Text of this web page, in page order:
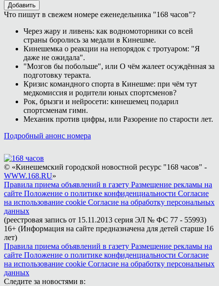
Добавить
Что пишут в свежем номере еженедельника "168 часов"?
Через жару и ливень: как водномоторники со всей
страны боролись за медали в Кинешме.
Кинешемка о реакции на непорядок с тротуаром: "Я
даже не ожидала".
"Мозгов бы побольше", или О чём жалеет осуждённая за
подготовку теракта.
Кризис командного спорта в Кинешме: при чём тут
медкомиссия и родители юных спортсменов?
Рок, брызги и нейросети: кинешемец подарил
спортсменам гимн.
Механик против цифры, или Разорение по старости лет.
Подробный анонс номера
© «Кинешемский городской новостной ресурс "168 часов" -
WWW.168.RU»
Правила приема объявлений в газету Размещение рекламы на
сайте Положение о политике конфиденциальности Согласие
на использование cookie Согласие на обработку персональных
данных
(реестровая запись от 15.11.2013 серия ЭЛ № ФС 77 - 55993)
16+ (Информация на сайте предназначена для детей старше 16
лет)
Правила приема объявлений в газету Размещение рекламы на
сайте Положение о политике конфиденциальности Согласие
на использование cookie Согласие на обработку персональных
данных
Следите за новостями в: